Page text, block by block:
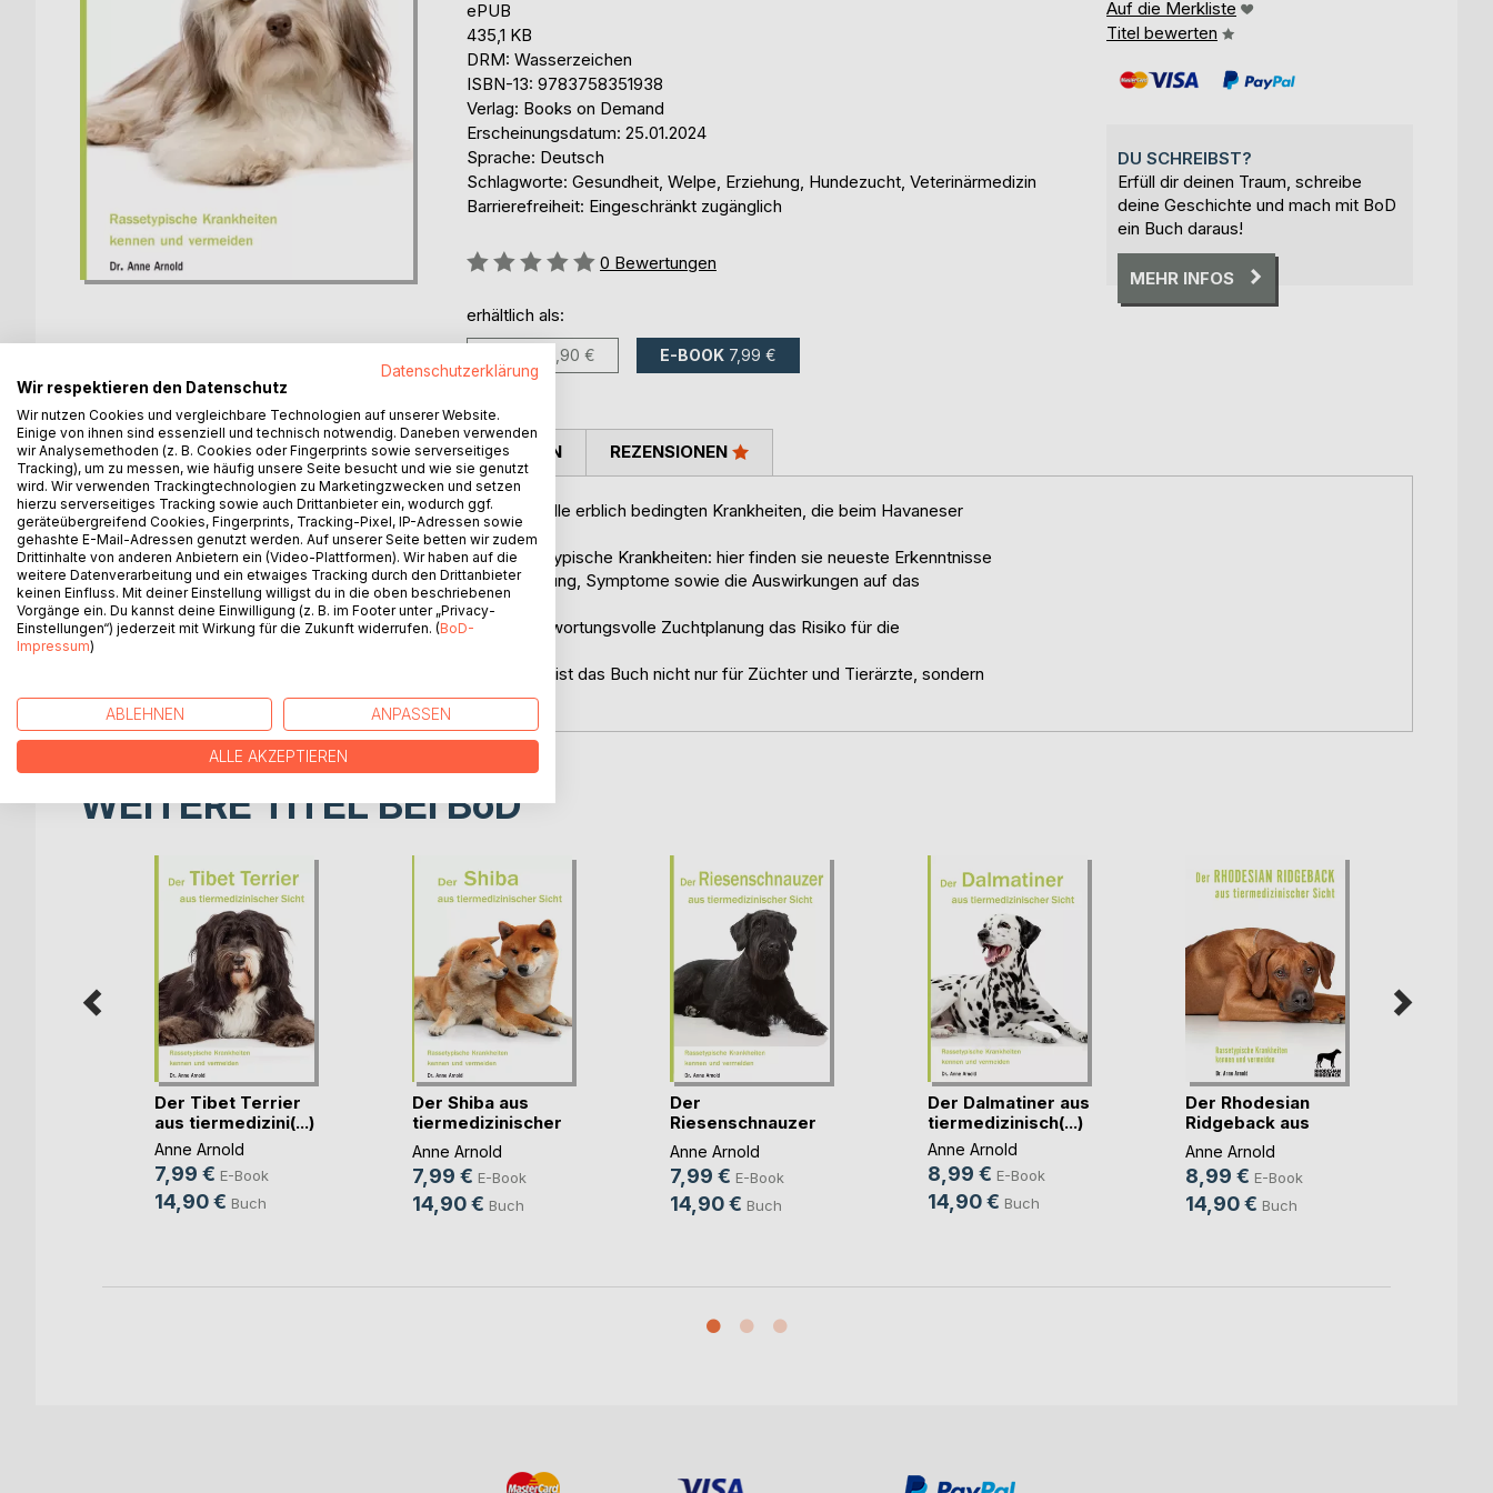
ePUB
435,1 KB
DRM: Wasserzeichen
ISBN-13: 9783758351938
Verlag: Books on Demand
Erscheinungsdatum: 25.01.2024
Sprache: Deutsch
Schlagworte: Gesundheit, Welpe, Erziehung, Hundezucht, Veterinärmedizin
Barrierefreiheit: Eingeschränkt zugänglich
Bewertung::
0 Bewertungen
erhältlich als:
15,90 € E-BOOK 7,99 €
Auf die Merkliste
Titel bewerten
DU SCHREIBST?
Erfüll dir deinen Traum, schreibe
deine Geschichte und mach mit BoD
ein Buch daraus!
MEHR INFOS
BESCHREIBUNG
Aktuell und fachlich fundiert informiert dieses Buch über alle erblich bedingten Krankheiten, die beim Havaneser
auftreten.
Ob Patellalxation, Hypothyreose oder viele weitere rassetypische Krankheiten: hier finden sie neueste Erkenntnisse
zu Häufigkeit der Erkrankung beim Havaneser, die Vererbung, Symptome sowie die Auswirkungen auf das
Alltagsleben mit dem Hund.
Dazu werden Vorschläge gemacht, wie durch eine verantwortungsvolle Zuchtplanung das Risiko für die
Durch die klare Gliederung und die verständliche Sprache ist das Buch nicht nur für Züchter und Tierärzte, sondern
auch für interessierte Laien geeignet.
AUTOR/IN PRESSESTIMMEN REZENSIONEN
WEITERE TITEL BEIBoD
Der Tibet Terrier
aus tiermedizini(...)
Anne Arnold
7,99 € E-Book
14,90 € Buch
Der Shiba aus
tiermedizinischer
Sicht
Anne Arnold
7,99 € E-Book
14,90 € Buch
Der
Riesenschnauzer
aus tiermedizi(...)
Anne Arnold
7,99 € E-Book
14,90 € Buch
Der Dalmatiner aus
tiermedizinisch(...)
Anne Arnold
8,99 € E-Book
14,90 € Buch
Der Rhodesian
Ridgeback aus
tierme(...)
Anne Arnold
8,99 € E-Book
14,90 € Buch
Datenschutzerklärung
Wir respektieren den Datenschutz
Wir nutzen Cookies und vergleichbare Technologien auf unserer Website.
Einige von ihnen sind essenziell und technisch notwendig. Daneben verwenden
wir Analysemethoden (z. B. Cookies oder Fingerprints sowie serverseitiges
Tracking), um zu messen, wie häufig unsere Seite besucht und wie sie genutzt
wird. Wir verwenden Trackingtechnologien zu Marketingzwecken und setzen
hierzu serverseitiges Tracking sowie auch Drittanbieter ein, wodurch ggf.
geräteübergreifend Cookies, Fingerprints, Tracking-Pixel, IP-Adressen sowie
gehashte E-Mail-Adressen genutzt werden. Auf unserer Seite betten wir zudem
Drittinhalte von anderen Anbietern ein (Video-Plattformen). Wir haben auf die
weitere Datenverarbeitung und ein etwaiges Tracking durch den Drittanbieter
keinen Einfluss. Mit deiner Einstellung willigst du in die oben beschriebenen
Vorgänge ein. Du kannst deine Einwilligung (z. B. im Footer unter „Privacy-
Einstellungen“) jederzeit mit Wirkung für die Zukunft widerrufen. (BoD-
Impressum)
ABLEHNEN ANPASSEN
ALLE AKZEPTIEREN